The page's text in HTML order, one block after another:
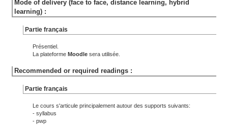
Mode of delivery (face to face, distance learning, hybrid
learning) :
Partie français
Présentiel.
La plateforme Moodle sera utilisée.
Recommended or required readings :
Partie français
Le cours s'articule principalement autour des supports suivants:
- syllabus
- pwp